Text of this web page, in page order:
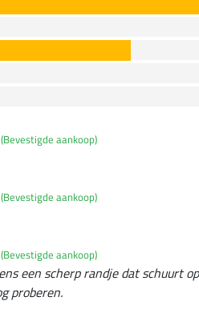
(Bevestigde aankoop)
(Bevestigde aankoop)
(Bevestigde aankoop)
een scherp randje dat schuurt
proberen.